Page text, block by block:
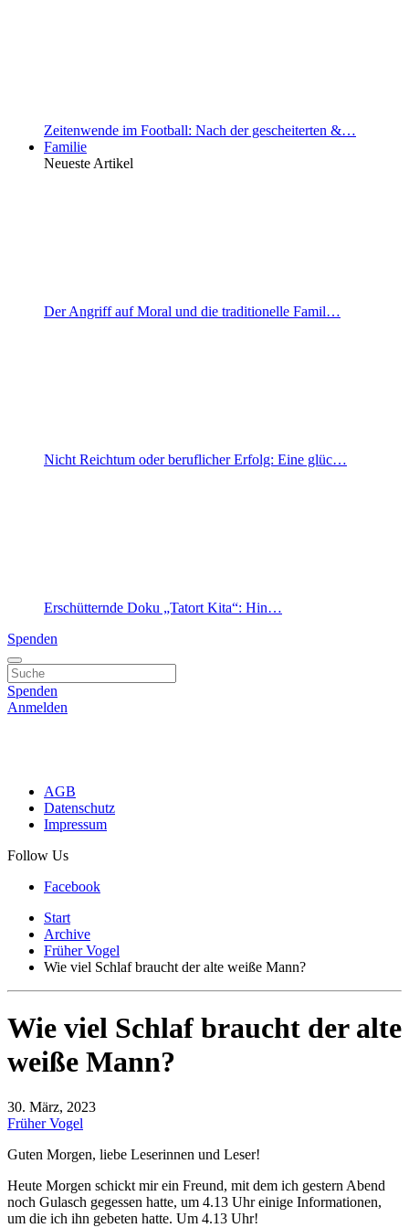
Zeitenwende im Football: Nach der gescheiterten &…
Familie
Neueste Artikel
Der Angriff auf Moral und die traditionelle Famil…
Nicht Reichtum oder beruflicher Erfolg: Eine glüc…
Erschütternde Doku „Tatort Kita“: Hin…
Spenden
Spenden
Anmelden
AGB
Datenschutz
Impressum
Follow Us
Facebook
Start
Archive
Früher Vogel
Wie viel Schlaf braucht der alte weiße Mann?
Wie viel Schlaf braucht der alte
weiße Mann?
30. März, 2023
Früher Vogel
Guten Morgen, liebe Leserinnen und Leser!
Heute Morgen schickt mir ein Freund, mit dem ich gestern Abend
noch Gulasch gegessen hatte, um 4.13 Uhr einige Informationen,
um die ich ihn gebeten hatte. Um 4.13 Uhr!